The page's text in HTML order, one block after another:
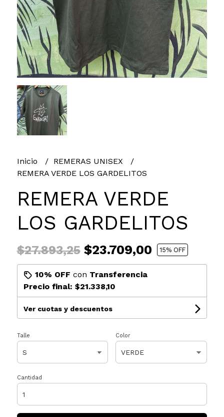
Inicio
REMERAS UNISEX
REMERA VERDE LOS GARDELITOS
REMERA VERDE
LOS GARDELITOS
$27.893,25$23.709,00 15% OFF
10% OFF con Transferencia
Precio final: $21.338,10
Ver cuotas y descuentos
Talle Color
Cantidad